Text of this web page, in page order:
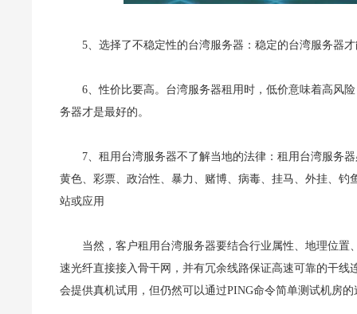
5、选择了不稳定性的台湾服务器：稳定的台湾服务器
6、性价比要高。台湾服务器租用时，低价意味着高风
务器才是最好的。
7、租用台湾服务器不了解当地的法律：租用台湾服务
黄色、彩票、政治性、暴力、赌博、病毒、挂马、外挂、
站或应用
当然，客户租用台湾服务器要结合行业属性、地理位
速光纤直接接入骨干网，并有冗余线路保证高速可靠的干
会提供真机试用，但仍然可以通过PING命令简单测试机房